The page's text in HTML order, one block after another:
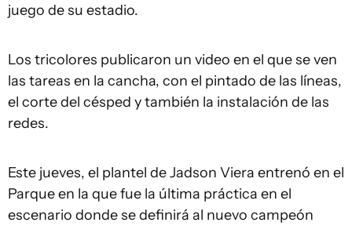
juego de su estadio.
Los tricolores publicaron un video en el que se ven
las tareas en la cancha, con el pintado de las líneas,
el corte del césped y también la instalación de las
redes.
Este jueves, el plantel de Jadson Viera entrenó en el
Parque en la que fue la última práctica en el
escenario donde se definirá al nuevo campeón